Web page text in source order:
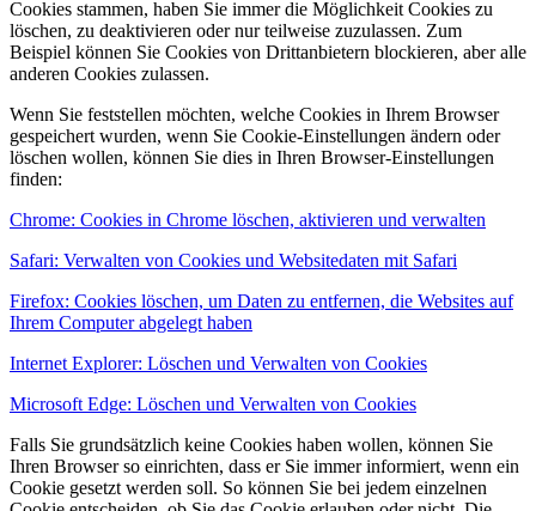
Cookies stammen, haben Sie immer die Möglichkeit Cookies zu
löschen, zu deaktivieren oder nur teilweise zuzulassen. Zum
Beispiel können Sie Cookies von Drittanbietern blockieren, aber alle
anderen Cookies zulassen.
Wenn Sie feststellen möchten, welche Cookies in Ihrem Browser
gespeichert wurden, wenn Sie Cookie-Einstellungen ändern oder
löschen wollen, können Sie dies in Ihren Browser-Einstellungen
finden:
Chrome: Cookies in Chrome löschen, aktivieren und verwalten
Safari: Verwalten von Cookies und Websitedaten mit Safari
Firefox: Cookies löschen, um Daten zu entfernen, die Websites auf
Ihrem Computer abgelegt haben
Internet Explorer: Löschen und Verwalten von Cookies
Microsoft Edge: Löschen und Verwalten von Cookies
Falls Sie grundsätzlich keine Cookies haben wollen, können Sie
Ihren Browser so einrichten, dass er Sie immer informiert, wenn ein
Cookie gesetzt werden soll. So können Sie bei jedem einzelnen